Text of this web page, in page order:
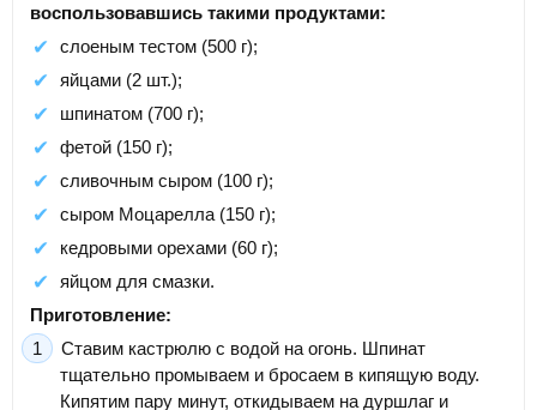
воспользовавшись такими продуктами:
слоеным тестом (500 г);
яйцами (2 шт.);
шпинатом (700 г);
фетой (150 г);
сливочным сыром (100 г);
сыром Моцарелла (150 г);
кедровыми орехами (60 г);
яйцом для смазки.
Приготовление:
Ставим кастрюлю с водой на огонь. Шпинат
тщательно промываем и бросаем в кипящую воду.
Кипятим пару минут, откидываем на дуршлаг и